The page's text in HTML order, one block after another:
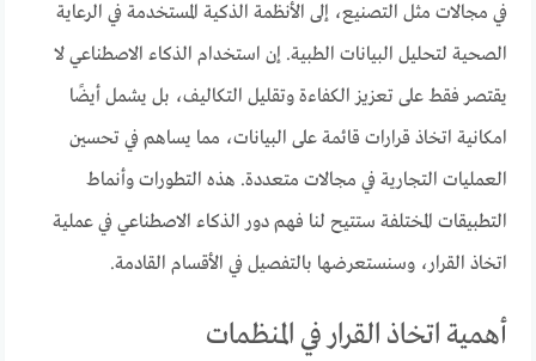
في مجالات مثل التصنيع، إلى الأنظمة الذكية المستخدمة في الرعاية
الصحية لتحليل البيانات الطبية. إن استخدام الذكاء الاصطناعي لا
يقتصر فقط على تعزيز الكفاءة وتقليل التكاليف، بل يشمل أيضًا
امكانية اتخاذ قرارات قائمة على البيانات، مما يساهم في تحسين
العمليات التجارية في مجالات متعددة. هذه التطورات وأنماط
التطبيقات المختلفة ستتيح لنا فهم دور الذكاء الاصطناعي في عملية
اتخاذ القرار، وسنستعرضها بالتفصيل في الأقسام القادمة.
أهمية اتخاذ القرار في المنظمات